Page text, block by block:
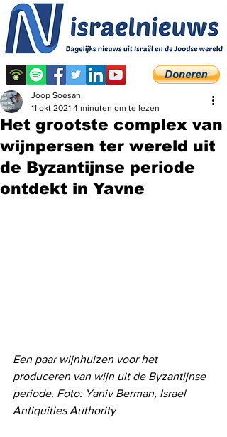
Het grootste complex van
wijnpersen ter wereld uit
de Byzantijnse periode
ontdekt in Yavne
Joop Soesan
11 okt 2021 4 minuten om te lezen
Een paar wijnhuizen voor het
produceren van wijn uit de Byzantijnse
periode. Foto: Yaniv Berman, Israel
Antiquities Authority